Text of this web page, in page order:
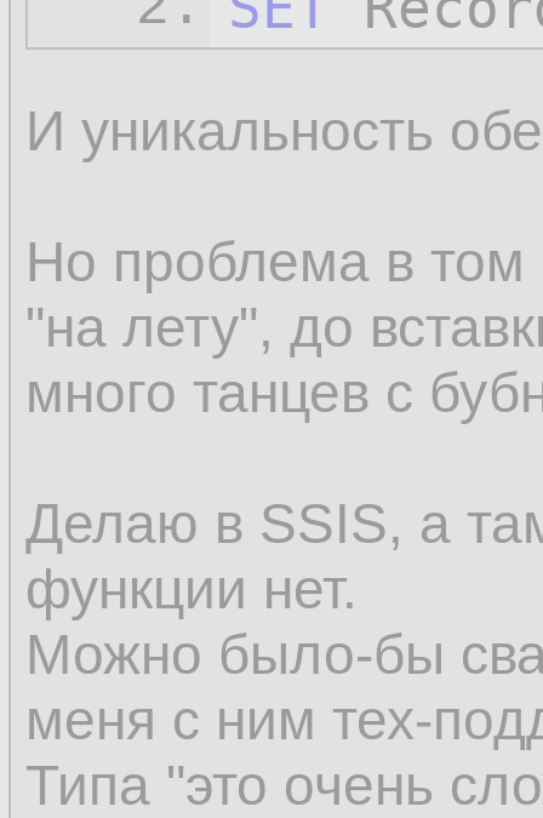
И уникальность
Но проблема в том
"на лету", до
много танцев с
Делаю в SSIS, а
функции нет.
Можно было-бы
меня с ним тех-
Типа "это очень